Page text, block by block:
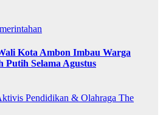
Kota Ambon Imbau Warga
Selama Agustus
Pendidikan & Olahraga The